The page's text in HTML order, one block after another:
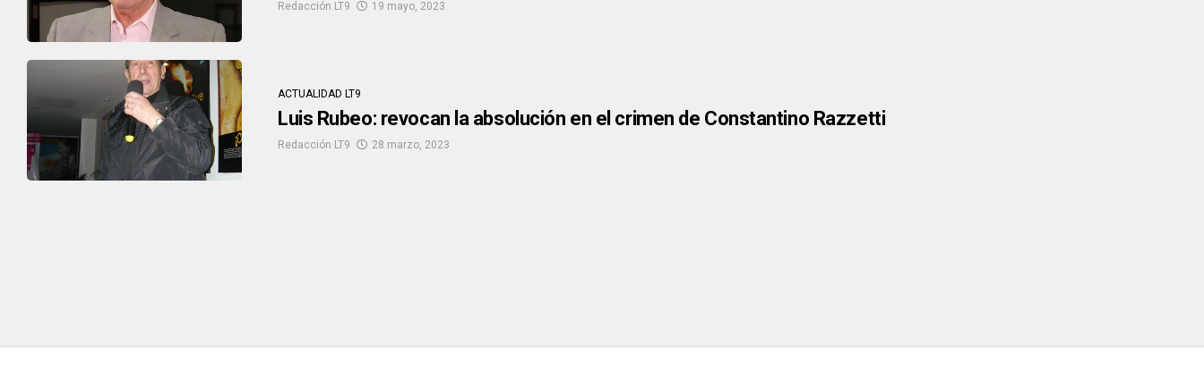
Redacción LT9 19 mayo, 2023
ACTUALIDAD LT9
Luis Rubeo: revocan la absolución en el crimen de Constantino Razzetti
Redacción LT9 28 marzo, 2023